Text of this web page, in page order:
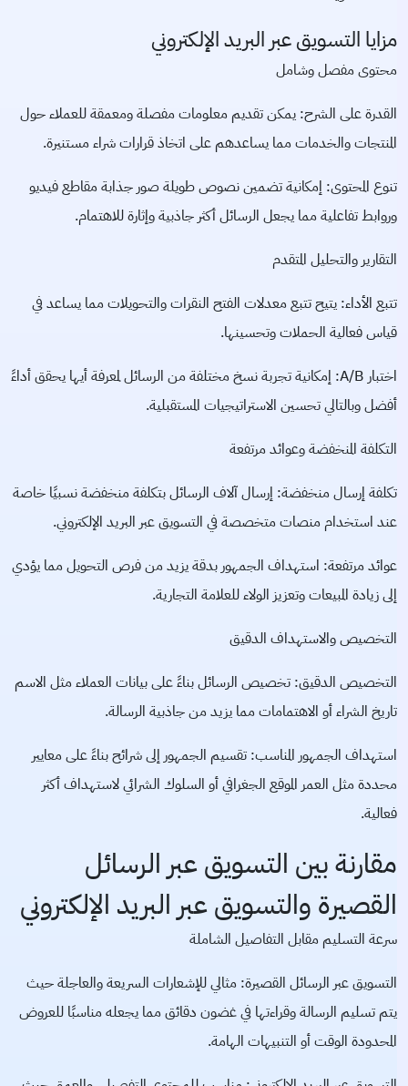
مزايا التسويق عبر البريد الإلكتروني
محتوى مفصل وشامل
القدرة على الشرح: يمكن تقديم معلومات مفصلة ومعمقة للعملاء حول
المنتجات والخدمات مما يساعدهم على اتخاذ قرارات شراء مستنيرة.
تنوع المحتوى: إمكانية تضمين نصوص طويلة صور جذابة مقاطع فيديو
وروابط تفاعلية مما يجعل الرسائل أكثر جاذبية وإثارة للاهتمام.
التقارير والتحليل المتقدم
تتبع الأداء: يتيح تتبع معدلات الفتح النقرات والتحويلات مما يساعد في
قياس فعالية الحملات وتحسينها.
اختبار A/B: إمكانية تجربة نسخ مختلفة من الرسائل لمعرفة أيها يحقق أداءً
أفضل وبالتالي تحسين الاستراتيجيات المستقبلية.
التكلفة المنخفضة وعوائد مرتفعة
تكلفة إرسال منخفضة: إرسال آلاف الرسائل بتكلفة منخفضة نسبيًا خاصة
عند استخدام منصات متخصصة في التسويق عبر البريد الإلكتروني.
عوائد مرتفعة: استهداف الجمهور بدقة يزيد من فرص التحويل مما يؤدي
إلى زيادة المبيعات وتعزيز الولاء للعلامة التجارية.
التخصيص والاستهداف الدقيق
التخصيص الدقيق: تخصيص الرسائل بناءً على بيانات العملاء مثل الاسم
تاريخ الشراء أو الاهتمامات مما يزيد من جاذبية الرسالة.
استهداف الجمهور المناسب: تقسيم الجمهور إلى شرائح بناءً على معايير
محددة مثل العمر الموقع الجغرافي أو السلوك الشرائي لاستهداف أكثر
فعالية.
مقارنة بين التسويق عبر الرسائل
القصيرة والتسويق عبر البريد الإلكتروني
سرعة التسليم مقابل التفاصيل الشاملة
التسويق عبر الرسائل القصيرة: مثالي للإشعارات السريعة والعاجلة حيث
يتم تسليم الرسالة وقراءتها في غضون دقائق مما يجعله مناسبًا للعروض
المحدودة الوقت أو التنبيهات الهامة.